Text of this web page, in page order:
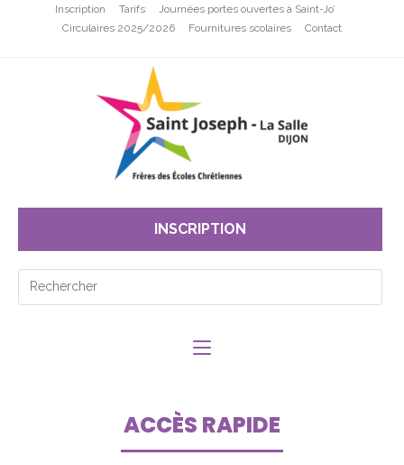
Inscription Tarifs
Journées portes ouvertes à Saint-Jo’
Circulaires 2025/2026
Fournitures scolaires Contact
INSCRIPTION
ACCÈS RAPIDE